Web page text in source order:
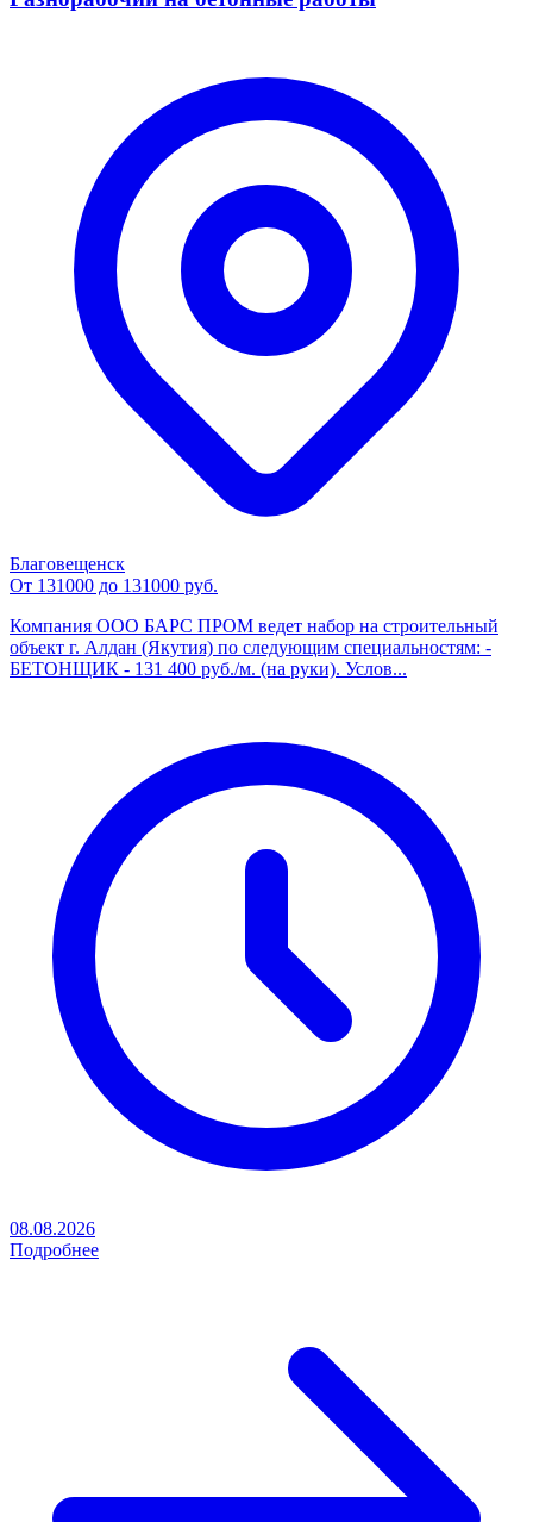
Благовещенск
От 131000 до 131000 руб.
Компания ООО БАРС ПРОМ ведет набор на строительный
объект г. Алдан (Якутия) по следующим специальностям: -
БЕТОНЩИК - 131 400 руб./м. (на руки). Услов...
08.08.2026
Подробнее